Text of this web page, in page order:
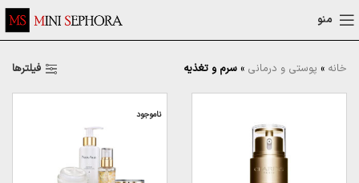
منو
خانه » پوستی و درمانی » سرم و تغذیه فیلترها
ناموجود